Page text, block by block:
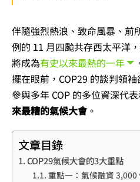
伴隨強烈熱浪、致命風暴、前
例的 11 月四颱共存西太平洋
將成為有史以來最熱的一年
擺在眼前，COP29 的談判領
參與多年 COP 的多位資深代
來最糟的氣候大會。
文章目錄
COP29氣候大會的3大重點
重點一：氣候融資 3,000